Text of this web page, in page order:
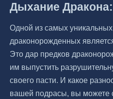
Дыхание
Одной из самых уникальных
драконорожденных
Это дар предков
им выпустить
своего пасти. И какое
вашей подрасы, вы можете